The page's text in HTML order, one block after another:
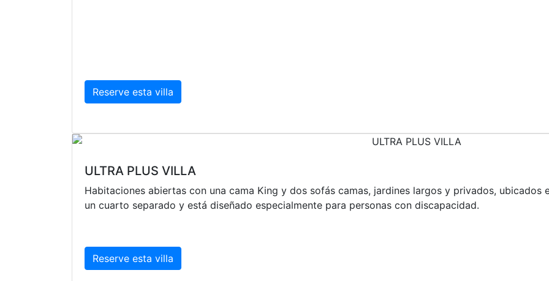
Reserve esta villa
ULTRA PLUS VILLA
Habitaciones abiertas con una cama King y dos sofás camas, jardines largos y privados, ubicados
un cuarto separado y está diseñado especialmente para personas con discapacidad.
Reserve esta villa